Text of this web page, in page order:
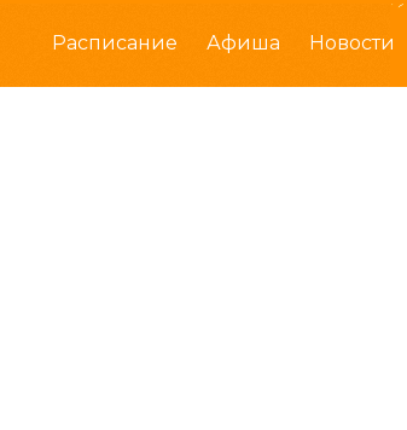
Расписание Афиша Новости